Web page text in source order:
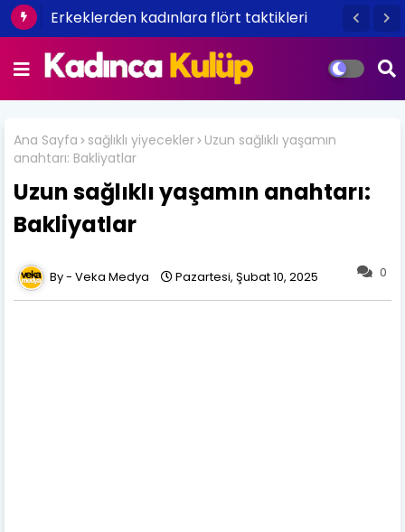
Erkeklerden kadınlara flört taktikleri
Ana Sayfa sağlıklı yiyecekler Uzun sağlıklı yaşamın
anahtarı: Bakliyatlar
Uzun sağlıklı yaşamın anahtarı:
Bakliyatlar
0
Veka Medya Pazartesi, Şubat 10, 2025